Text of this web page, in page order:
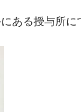
ある授与所に